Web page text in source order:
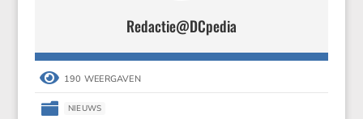
Redactie@DCpedia
 190 WEERGAVEN
 NIEUWS